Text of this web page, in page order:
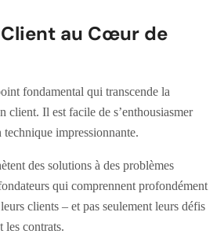
au Cœur de
fondamental qui transcende la
client. Il est facile de s’enthousiasmer
impressionnante.
des solutions à des problèmes
qui comprennent profondément
clients – et pas seulement leurs défis
les contrats.